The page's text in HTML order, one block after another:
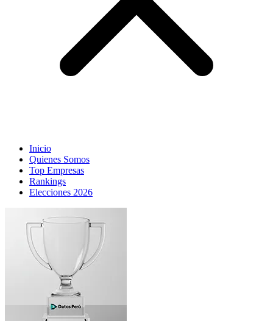
Inicio
Quienes Somos
Top Empresas
Rankings
Elecciones 2026